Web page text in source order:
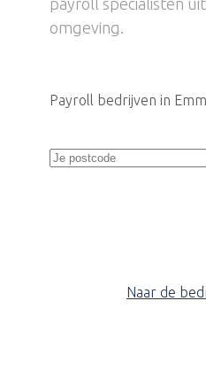
payroll specialisten uit
omgeving.
Payroll bedrijven in
Naar de